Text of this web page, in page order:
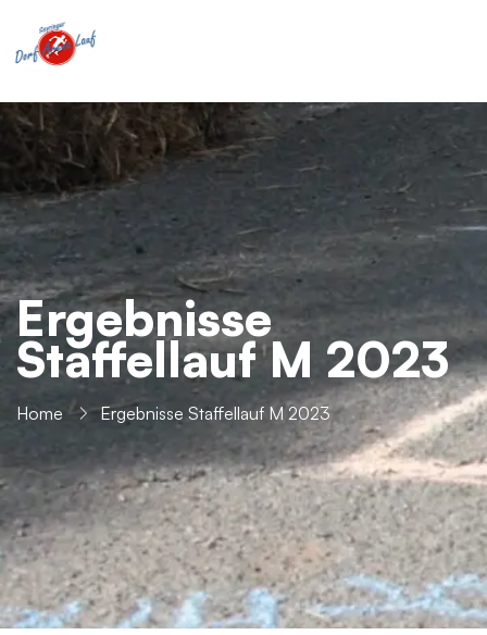
Ergebnisse
Staffellauf M 2023
Home Ergebnisse Staffellauf M 2023